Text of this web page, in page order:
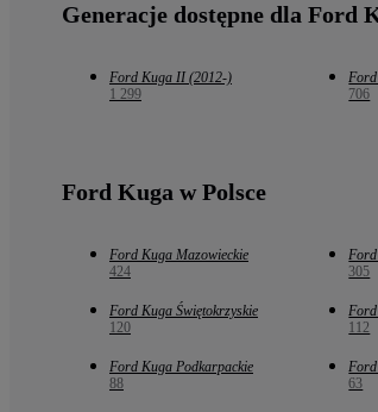
Generacje dostępne dla Ford
Ford Kuga II (2012-)
1 299
706
Ford Kuga w Polsce
Ford Kuga Mazowieckie
424
Ford
305
Ford Kuga Świętokrzyskie
120
112
Ford Kuga Podkarpackie
88
63